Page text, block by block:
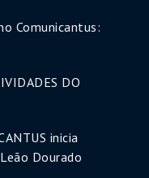
Comunicantus:
DO
inicia
Dourado